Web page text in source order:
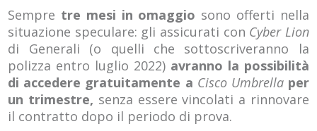
Sempre tre mesi in omaggio sono offerti nella
situazione speculare: gli assicurati con Cyber Lion
di Generali (o quelli che sottoscriveranno la
polizza entro luglio 2022) avranno la possibilità
di accedere gratuitamente a Cisco Umbrellaper
un trimestre, senza essere vincolati a rinnovare
il contratto dopo il periodo di prova.